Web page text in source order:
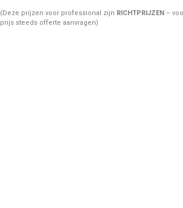
(Deze prijzen voor professional zijn RICHTPRIJZEN –
prijs steeds offerte aanvragen)